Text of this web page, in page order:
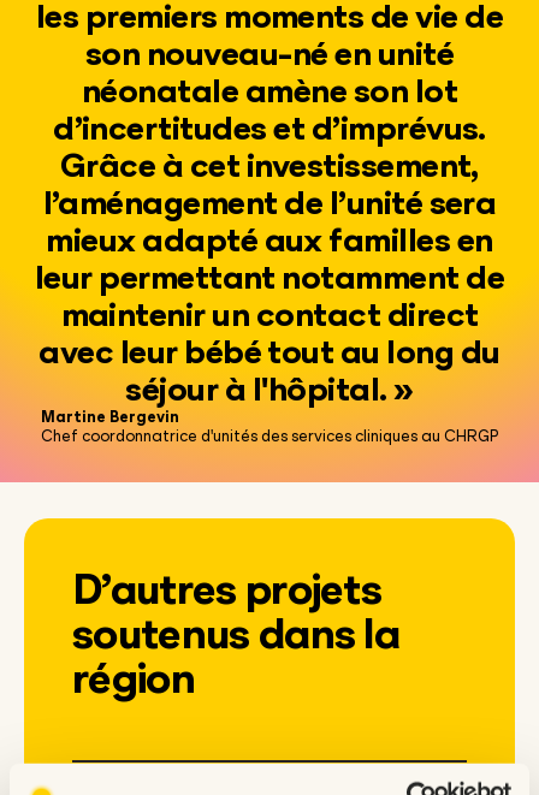
les premiers moments de vie de
son nouveau-né en unité
néonatale amène son lot
d’incertitudes et d’imprévus.
Grâce à cet investissement,
l’aménagement de l’unité sera
mieux adapté aux familles en
leur permettant notamment de
maintenir un contact direct
avec leur bébé tout au long du
séjour à l'hôpital. »
Martine Bergevin
Chef coordonnatrice d'unités des services cliniques au CHRGP
D’autres projets
soutenus dans la
région